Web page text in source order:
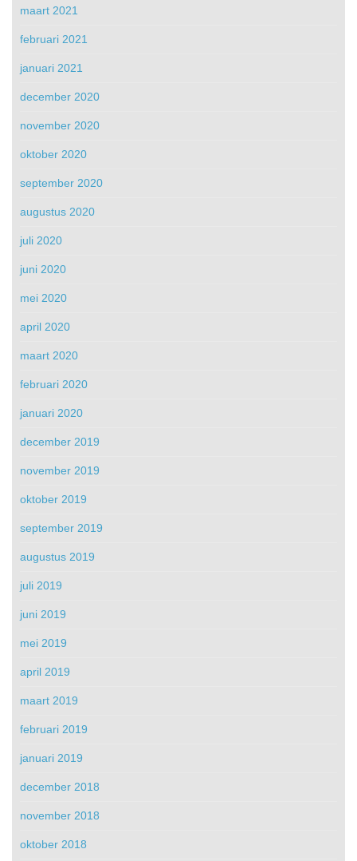
maart 2021
februari 2021
januari 2021
december 2020
november 2020
oktober 2020
september 2020
augustus 2020
juli 2020
juni 2020
mei 2020
april 2020
maart 2020
februari 2020
januari 2020
december 2019
november 2019
oktober 2019
september 2019
augustus 2019
juli 2019
juni 2019
mei 2019
april 2019
maart 2019
februari 2019
januari 2019
december 2018
november 2018
oktober 2018